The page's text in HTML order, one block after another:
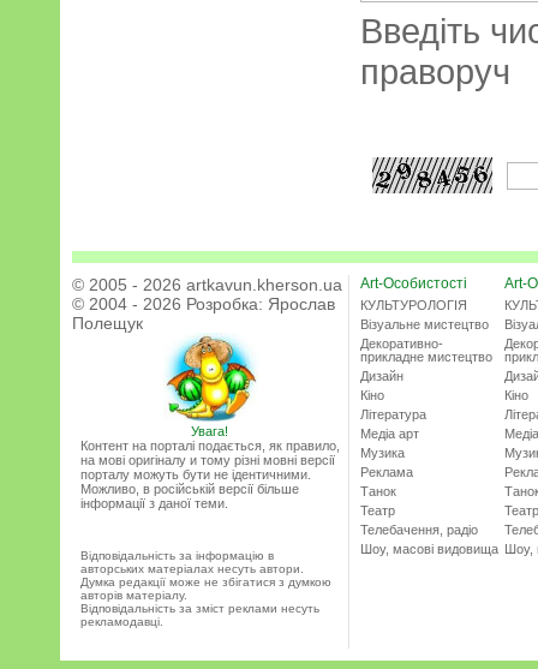
Введіть
праворуч
© 2005 - 2026 artkavun.kherson.ua
© 2004 - 2026 Розробка: Ярослав
Полещук
Увага!
Контент на порталі подається, як правило,
на мові оригіналу и тому різні мовні версії
порталу можуть бути не ідентичними.
Можливо, в російській версії більше
інформації з даної теми.
Відповідальність за інформацію в
авторських матеріалах несуть автори.
Думка редакції може не збігатися з думкою
авторів матеріалу.
Відповідальність за зміст реклами несуть
рекламодавці.
Art-Особистості
КУЛЬТУРОЛОГІЯ
Візуальне мистецтво
Декоративно-
прикладне мистецтво
Дизайн
Кіно
Література
Медіа арт
Музика
Реклама
Танок
Театр
Телебачення, радіо
Шоу, масові видовища
Art-
Кіно
Театр
Шоу,